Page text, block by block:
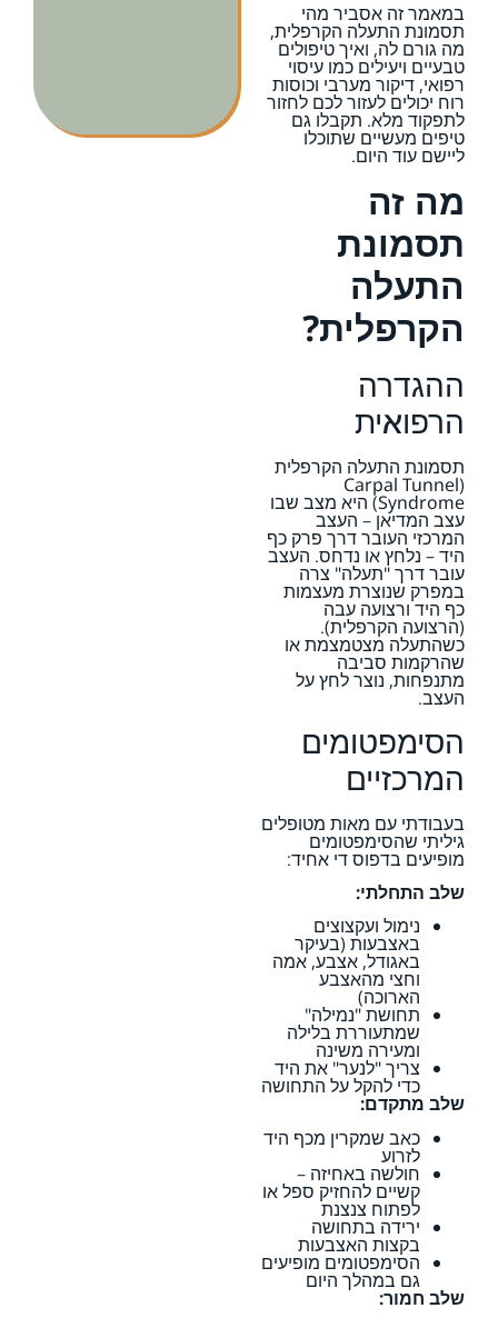
במאמר זה אסביר מהי
תסמונת התעלה הקרפלית,
מה גורם לה, ואיך טיפולים
טבעיים ויעילים כמו עיסוי
רפואי, דיקור מערבי וכוסות
רוח יכולים לעזור לכם לחזור
לתפקוד מלא. תקבלו גם
טיפים מעשיים שתוכלו
ליישם עוד היום.
מה זה
תסמונת
התעלה
הקרפלית?
ההגדרה
הרפואית
תסמונת התעלה הקרפלית
(Carpal Tunnel
Syndrome) היא מצב שבו
עצב המדיאן – העצב
המרכזי העובר דרך פרק כף
היד – נלחץ או נדחס. העצב
עובר דרך "תעלה" צרה
במפרק שנוצרת מעצמות
כף היד ורצועה עבה
(הרצועה הקרפלית).
כשהתעלה מצטמצמת או
שהרקמות סביבה
מתנפחות, נוצר לחץ על
העצב.
הסימפטומים
המרכזיים
בעבודתי עם מאות מטופלים
גיליתי שהסימפטומים
מופיעים בדפוס די אחיד:
שלב התחלתי:
נימול ועקצוצים
באצבעות (בעיקר
באגודל, אצבע, אמה
וחצי מהאצבע
הארוכה)
תחושת "נמילה"
שמתעוררת בלילה
ומעירה משינה
צריך "לנער" את היד
כדי להקל על התחושה
שלב מתקדם:
כאב שמקרין מכף היד
לזרוע
חולשה באחיזה –
קשיים להחזיק ספל או
לפתוח צנצנת
ירידה בתחושה
בקצות האצבעות
הסימפטומים מופיעים
גם במהלך היום
שלב חמור: